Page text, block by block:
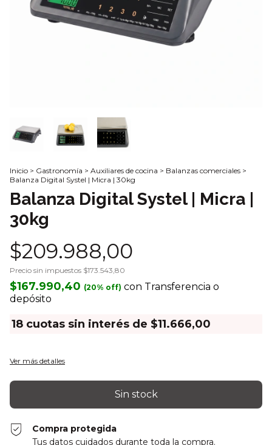
Inicio > Gastronomía > Auxiliares de cocina > Balanzas comerciales >
Balanza Digital Systel | Micra | 30kg
Balanza Digital Systel | Micra |
30kg
$209.988,00
Precio sin impuestos $173.543,80
$167.990,40 con Transferencia o
depósito
18 cuotas sin interés de $11.666,00
Ver más detalles
Compra protegida
Tus datos cuidados durante toda la compra.